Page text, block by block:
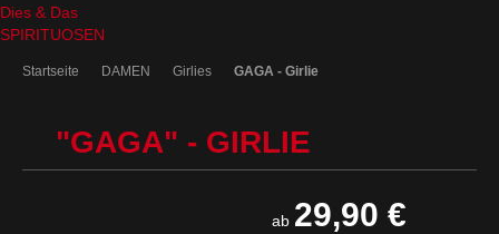
Dies & Das
SPIRITUOSEN
Startseite DAMEN Girlies GAGA - Girlie
"GAGA" - GIRLIE
ab 29,90 €